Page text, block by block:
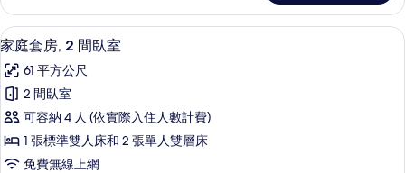
相
片
客
房
(Panorama
view)
的
詳
顯
示
家
庭
套
房,
家庭套房, 2 間臥室 | 低過敏寢具、客
7
家庭套房, 2 間臥室
61 平方公尺
2 間臥室
可容納 4 人 (依實際入住人數計費)
1 張標準雙人床和 2 張單人雙層床
免費無線上網